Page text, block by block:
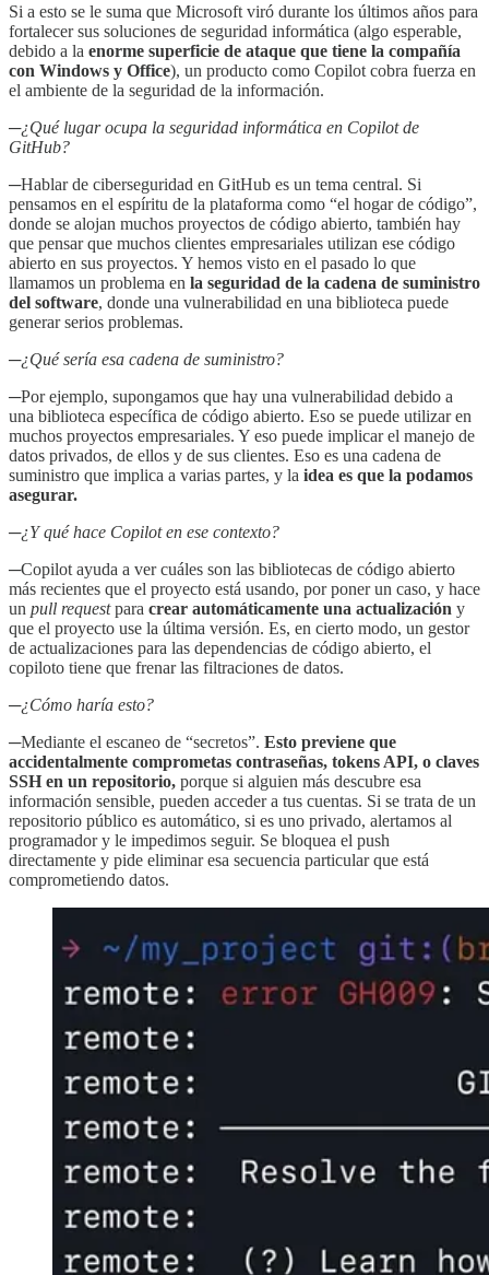
Si a esto se le suma que Microsoft viró durante los últimos años para
fortalecer sus soluciones de seguridad informática (algo esperable,
debido a la enorme superficie de ataque que tiene la compañía
con Windows y Office), un producto como Copilot cobra fuerza en
el ambiente de la seguridad de la información.
─¿Qué lugar ocupa la seguridad informática en Copilot de
GitHub?
─Hablar de ciberseguridad en GitHub es un tema central. Si
pensamos en el espíritu de la plataforma como “el hogar de código”,
donde se alojan muchos proyectos de código abierto, también hay
que pensar que muchos clientes empresariales utilizan ese código
abierto en sus proyectos. Y hemos visto en el pasado lo que
llamamos un problema en la seguridad de la cadena de suministro
del software, donde una vulnerabilidad en una biblioteca puede
generar serios problemas.
─¿Qué sería esa cadena de suministro?
─Por ejemplo, supongamos que hay una vulnerabilidad debido a
una biblioteca específica de código abierto. Eso se puede utilizar en
muchos proyectos empresariales. Y eso puede implicar el manejo de
datos privados, de ellos y de sus clientes. Eso es una cadena de
suministro que implica a varias partes, y la idea es que la podamos
asegurar.
─¿Y qué hace Copilot en ese contexto?
─Copilot ayuda a ver cuáles son las bibliotecas de código abierto
más recientes que el proyecto está usando, por poner un caso, y hace
un pull requestpara crear automáticamente una actualización y
que el proyecto use la última versión. Es, en cierto modo, un gestor
de actualizaciones para las dependencias de código abierto, el
copiloto tiene que frenar las filtraciones de datos.
─¿Cómo haría esto?
─Mediante el escaneo de “secretos”. Esto previene que
accidentalmente comprometas contraseñas, tokens API, o claves
SSH en un repositorio, porque si alguien más descubre esa
información sensible, pueden acceder a tus cuentas. Si se trata de un
repositorio público es automático, si es uno privado, alertamos al
programador y le impedimos seguir. Se bloquea el push
directamente y pide eliminar esa secuencia particular que está
comprometiendo datos.